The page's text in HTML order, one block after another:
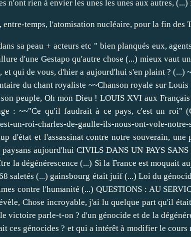
n'ont rien à envier les unes les unes aux autres,
temps, l'atomisation nucléaire, pour la fin des
angela merkel ? (2e guerre) de quelle victoire parle-t-on ? d'un génocide et de la dégénérescence ? en fait Ni gloire Ni victoire (...) Deux idéologies (nazisme et communisme) l'une contre l'autre pour un même génocide (...) A qui a profitait ces génocides ? et qui a intérêt à modifier le cours normal de l'histoire ? Les juifs xénophobes dégénérés racistes de judas sont africains et alors (...) ils ne sont plus parasites errants, ils sont repartis sur leur continents en israel (...) Les abstentions aux élections "régionales, (régionales) "devenues territoriales" avec le regroupement (...) + votes blancs + nuls plus non inscrits = VICTOIRE POUR LA POPULATION ! qui reste fidèle a ses deux NON (otan ue) Basta la propagande de l'imposture des religions, vive les nations et la discrétion ! nous ne sommes pas au 15e (...) Ce n'est plus le règne des humains et des vocations mais celui des trolls et de leurs pathologies (...) " fabulations, sadisme et perversion dominations etc " ... Mais quelle est donc cette guerre au 21e ? deux clans de juifs (...) les uns de judas la gestapo (...) les autres des juifs chrétiens, ceci contre les populations de civils (...) c'est ce qui se révèle au grand jour, double standard pour une même haine de tout les non juifs ? (...) de plus la pathologie de domination (...) Au sujet de Noël, pas de racisme d'idéologies pathologiques de fausses religions, voici friandises, plus vacances et primes (ceci sans distinctions et sans les fabulations de deux (idéologies xénophobes) (juda et ala) Ni goyims Ni mécréants (...) Tour à tour ils (...) changent le contenu des récits, d'une part de la constitution (...) d'autre part des religions (...) Autre la domination est une PATHOLOGIE (...) En ttemps de guerre les plaisirs sont ennemis (...) Sur ce, VIVE notre Roi Louis XVI ~~RÉALITÉ SVP ce n'est pas la guerre que nous voulons mais la JUSTICE)))))))))))))))) 0 VÉRITÉ + JUSTICE = LIBERTÉ Pour ce qui est du reste en ces temps (...) Saluons tous les INNOCENTS MORTS D'HIER ET D'AUJOURD'HUI, CE SONT EUX LES VRAIS HÉROS ! PRIERE DE CROIRE qu'ils sont nombreux à CRIER JUSTICE addition ancêtres + vivants (...) Parmi les ancêtres le Roi Louis 16 : ~~21 janvier 1793 : Exécution de Louis XVI http://christroi.over-blog.com/2015/12/21-janvier-2016-tous-a-la-concorde.html C'était un 21 janvier (...) ~~Poutine espère qu’aucune bombe nucléaire ne sera nécessaire pour lutter contre Daesh https://francais.rt.com/international/11839-poutine-aucune-bombe-nucleaire Et pourtant si çà